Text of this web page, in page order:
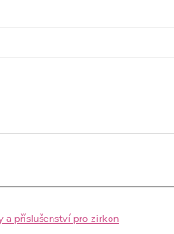
a příslušenství pro zirkon